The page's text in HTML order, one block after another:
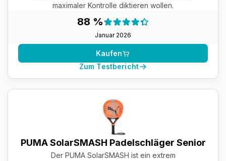
maximaler Kontrolle diktieren wollen.
88 %
Januar 2026
Testergebnis:
88 %
Kaufen
Zum Testbericht
PUMA SolarSMASH Padelschläger Senior
Der PUMA SolarSMASH ist ein extrem